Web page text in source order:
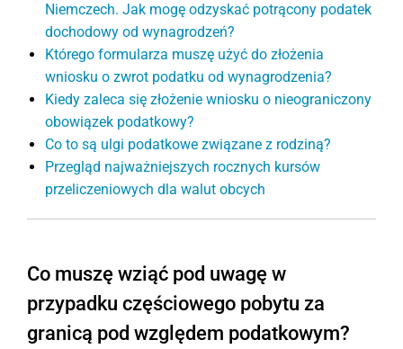
Niemczech. Jak mogę odzyskać potrącony podatek
dochodowy od wynagrodzeń?
Którego formularza muszę użyć do złożenia
wniosku o zwrot podatku od wynagrodzenia?
Kiedy zaleca się złożenie wniosku o nieograniczony
obowiązek podatkowy?
Co to są ulgi podatkowe związane z rodziną?
Przegląd najważniejszych rocznych kursów
przeliczeniowych dla walut obcych
Co muszę wziąć pod uwagę w
przypadku częściowego pobytu za
granicą pod względem podatkowym?